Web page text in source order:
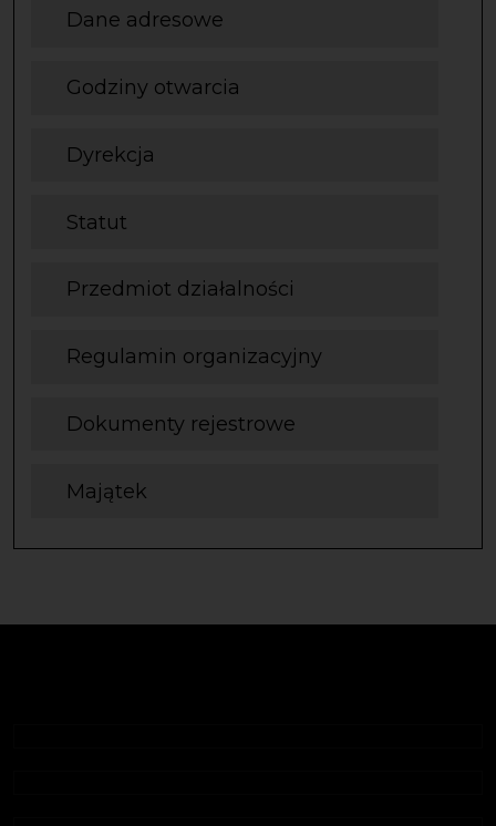
Dane adresowe
Godziny otwarcia
Dyrekcja
Statut
Przedmiot działalności
Regulamin organizacyjny
Dokumenty rejestrowe
Majątek